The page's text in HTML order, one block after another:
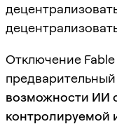
Отключение
возможности ИИ
контролируемой